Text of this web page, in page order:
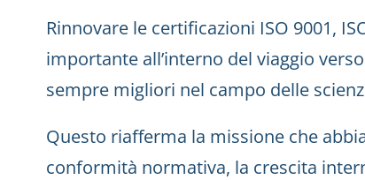
Rinnovare le certificazioni ISO 9001,
importante all’interno del viaggio
sempre migliori nel campo delle
Questo riafferma la missione che
conformità normativa, la crescita